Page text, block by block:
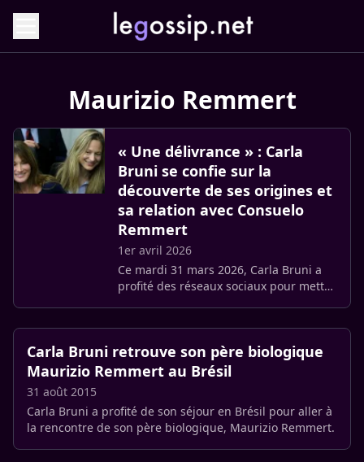
Maurizio Remmert
« Une délivrance » : Carla
Bruni se confie sur la
découverte de ses origines et
sa relation avec Consuelo
Remmert
1er avril 2026
Ce mardi 31 mars 2026, Carla Bruni a
profité des réseaux sociaux pour mettre
Carla Bruni retrouve son père biologique
Maurizio Remmert au Brésil
31 août 2015
Carla Bruni a profité de son séjour en Brésil pour aller à
la rencontre de son père biologique, Maurizio Remmert.